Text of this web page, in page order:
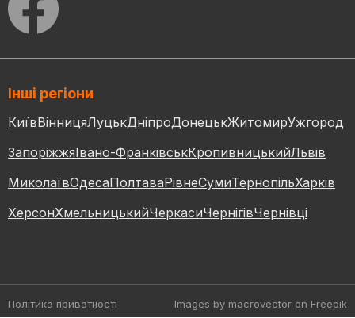
Інші регіони
КиївВінницяЛуцькДніпроДонецькЖитомирУжгород
ЗапоріжжяІвано-ФранківськКропивницькийЛьвів
МиколаївОдесаПолтаваРівнеСумиТернопільХарків
ХерсонХмельницькийЧеркасиЧернігівЧернівці
Політика приватності Images by macrovector on Freepik